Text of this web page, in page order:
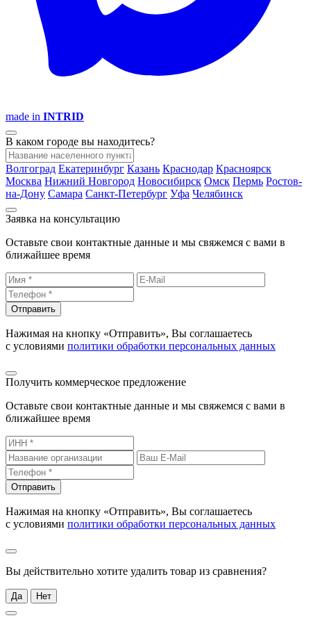
made in INTRID
В каком городе вы находитесь?
Волгоград Екатеринбург Казань Краснодар Красноярск
Москва Нижний Новгород Новосибирск Омск Пермь Ростов-
на-Дону Самара Санкт-Петербург Уфа Челябинск
Заявка на консультацию
Оставьте свои контактные данные и мы свяжемся с вами в
ближайшее время
Отправить
Нажимая на кнопку «Отправить», Вы соглашаетесь
с условиями политики обработки персональных данных
Получить коммерческое предложение
Оставьте свои контактные данные и мы свяжемся с вами в
ближайшее время
Отправить
Нажимая на кнопку «Отправить», Вы соглашаетесь
с условиями политики обработки персональных данных
Вы действительно хотите удалить товар из сравнения?
Да Нет